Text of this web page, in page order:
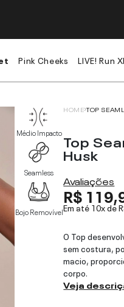
Pink Cheeks LIVE! Run
Médio Impacto
Seamless
Bojo Removível
HOME TOP
Top
Husk
Avaliações
R$
Em até 10x de
O Top
sem costura,
macio,
corpo.
Veja